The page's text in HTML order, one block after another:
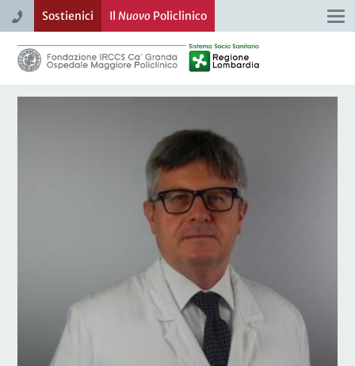
Sostienici Il NuovoPoliclinico